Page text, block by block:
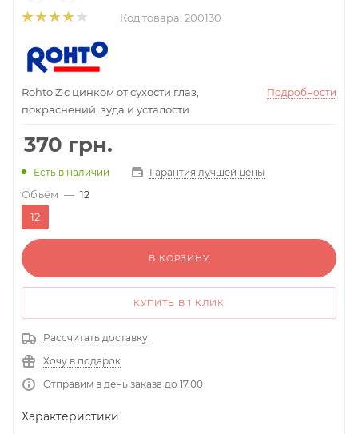
Код товара: 200130
Rohto Z с цинком от сухости глаз,
покраснений, зуда и усталости
Подробности
370 грн.
Есть в наличии Гарантия лучшей цены
Объём — 12
12
В КОРЗИНУ
КУПИТЬ В 1 КЛИК
Рассчитать доставку
Хочу в подарок
Отправим в день заказа до 17.00
Характеристики